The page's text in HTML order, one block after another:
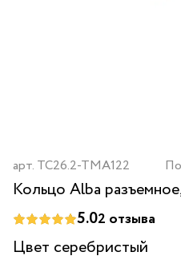
арт. TC26.2-TMA122
Кольцо Alba
5.02 отзыва
Цвет серебристый